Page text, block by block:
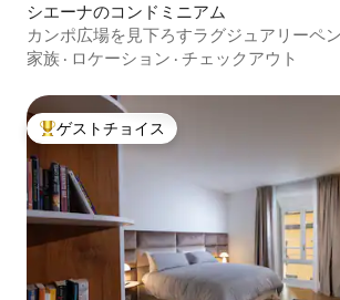
シエーナのコンドミニアム
カンポ広場を見下ろすラグジュアリーペ
家族 · ロケーション · チェックアウト
大好評のゲストチョイスです。
ゲストチョイス